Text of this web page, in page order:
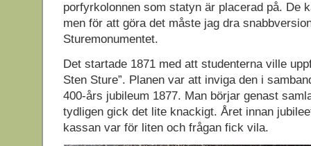
porfyrkolonnen som statyn är placerad på. De
men för att göra det måste jag dra
Sturemonumentet.
Det startade 1871 med att studenterna ville
Sten Sture”. Planen var att inviga den i
400-års jubileum 1877. Man börjar genast
tydligen gick det lite knackigt. Året innan
kassan var för liten och frågan fick vila.